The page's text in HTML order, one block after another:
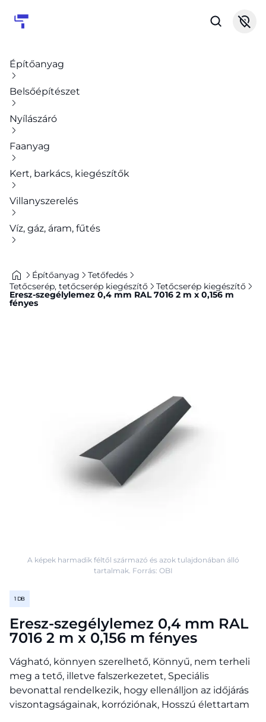
Építőanyag
Belsőépítészet
Nyílászáró
Faanyag
Kert, barkács, kiegészítők
Villanyszerelés
Víz, gáz, áram, fűtés
Építőanyag
Tetőfedés
Tetőcserép, tetőcserép kiegészítő
Tetőcserép kiegészítő
Eresz-szegélylemez 0,4 mm RAL 7016 2 m x 0,156 m
fényes
1 DB
Eresz-szegélylemez 0,4 mm RAL
7016 2 m x 0,156 m fényes
Vágható, könnyen szerelhető, Könnyű, nem terheli
meg a tető, illetve falszerkezetet, Speciális
bevonattal rendelkezik, hogy ellenálljon az időjárás
viszontagságainak, korróziónak, Hosszú élettartam
A képek harmadik féltől származó és azok tulajdonában álló
tartalmak. Forrás: OBI